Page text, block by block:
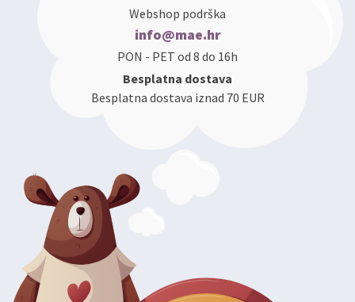
Webshop podrška
info@mae.hr
PON - PET od 8 do 16h
Besplatna dostava
Besplatna dostava iznad 70 EUR